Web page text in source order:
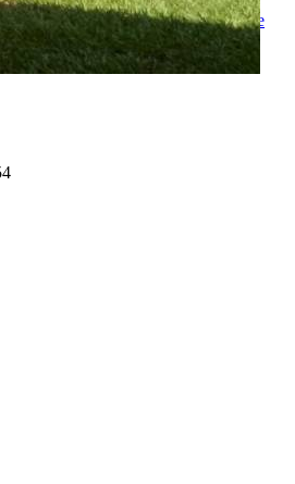
com osTermos de UsoePolítica de